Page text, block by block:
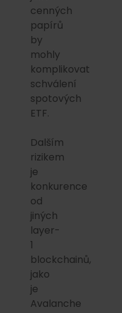
cenných
papírů
by
mohly
komplikovat
schválení
spotových
ETF.
Dalším
rizikem
je
konkurence
od
jiných
layer-
1
blockchainů,
jako
je
Avalanche